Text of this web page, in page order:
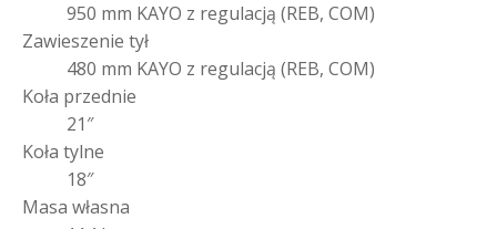
950 mm KAYO z regulacją (REB, COM)
Zawieszenie tył
480 mm KAYO z regulacją (REB, COM)
Koła przednie
21″
Koła tylne
18″
Masa własna